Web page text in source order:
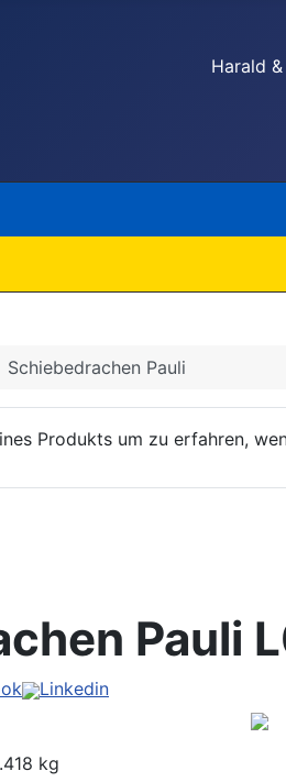
Harald
Schiebedrachen Pauli
Produkts um zu erfahren,
Pauli
Linkedin
kg